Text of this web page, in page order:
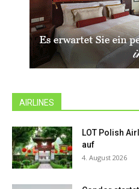
AIRLINES
LOT Polish
auf
4. August 2026